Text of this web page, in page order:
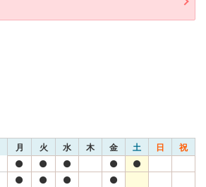
月 火 水 木 金 土 日 祝